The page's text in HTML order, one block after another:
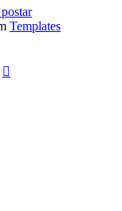
Templates